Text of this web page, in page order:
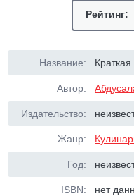
Рейтинг:
Название: Краткая
Автор:
Издательство:
Жанр:
Год:
ISBN: нет